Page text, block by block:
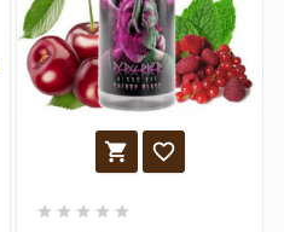
 
    